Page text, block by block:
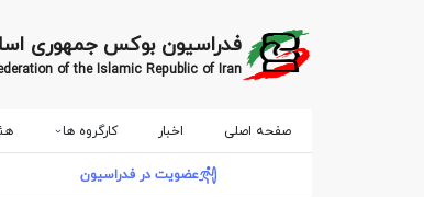
فدراسیون بوکس جمهوری
of the Islamic Republic of Iran
صفحه اصلی اخبار کارگروه ها
عضویت در فدراسیون